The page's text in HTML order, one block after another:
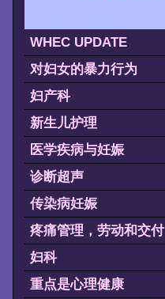
WHEC UPDATE
对妇女的暴力行为
妇产科
新生儿护理
医学疾病与妊娠
诊断超声
传染病妊娠
疼痛管理，劳动和交付
妇科
重点是心理健康